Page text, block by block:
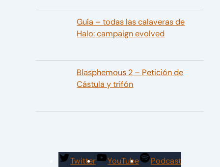
Guía – todas las calaveras de
Halo: campaign evolved
Blasphemous 2 – Petición de
Cástula y trifón
Twitter YouTube
Podcast